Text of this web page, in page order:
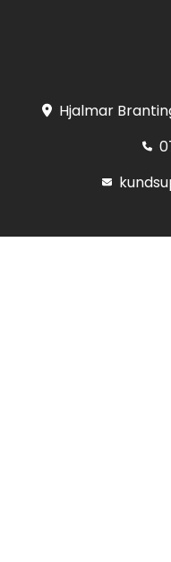
Hjalmar